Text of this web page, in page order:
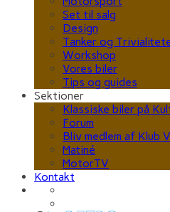
Set til salg
Design
Tanker og
Workshop
Vores biler
Tips og guides
Sektioner
Klassiske biler på
Forum
Bliv medlem af Klub
Matiné
MotorTV
Kontakt